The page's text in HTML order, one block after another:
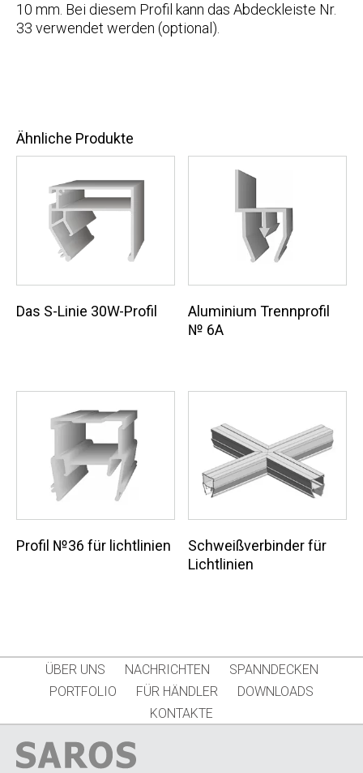
10 mm. Bei diesem Profil kann das Abdeckleiste Nr.
33 verwendet werden (optional).
Ähnliche Produkte
Das S-Linie 30W-Profil
Aluminium Trennprofil
№ 6A
Profil №36 für lichtlinien
Schweißverbinder für
Lichtlinien
ÜBER UNS NACHRICHTEN
SPANNDECKEN
PORTFOLIO
FÜR HÄNDLER
DOWNLOADS
KONTAKTE